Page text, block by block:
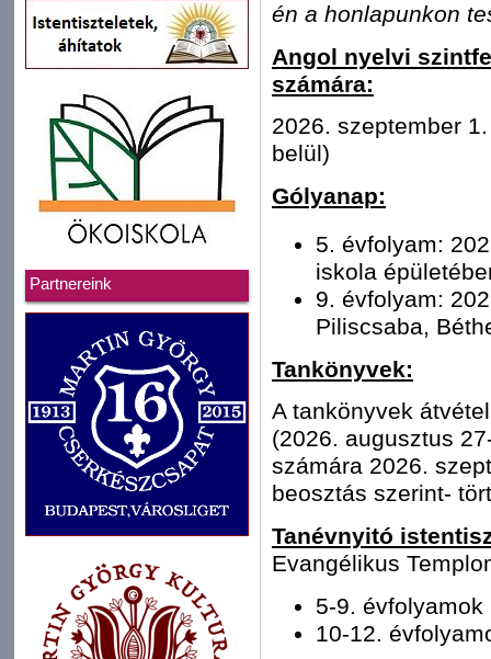
Partnereink
én a honlapunkon
Angol nyelvi
számára:
2026. szeptember
belül)
Gólyanap:
5. évfolyam:
iskola
9. évfolyam:
Piliscsaba,
Tankönyvek:
A tankönyvek
(2026. augusztus
számára 2026.
beosztás szerint-
Tanévnyitó
Evangélikus
5-9. évfolyamok
10-12.